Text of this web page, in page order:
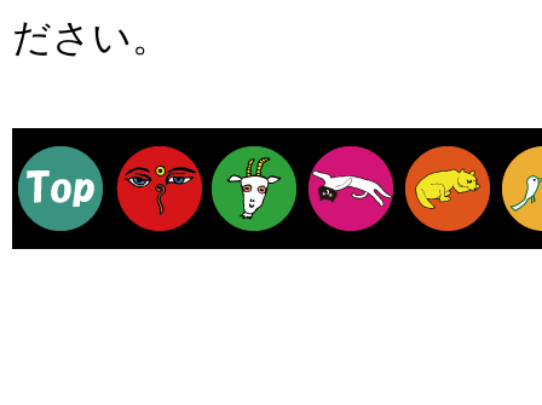
ださい。